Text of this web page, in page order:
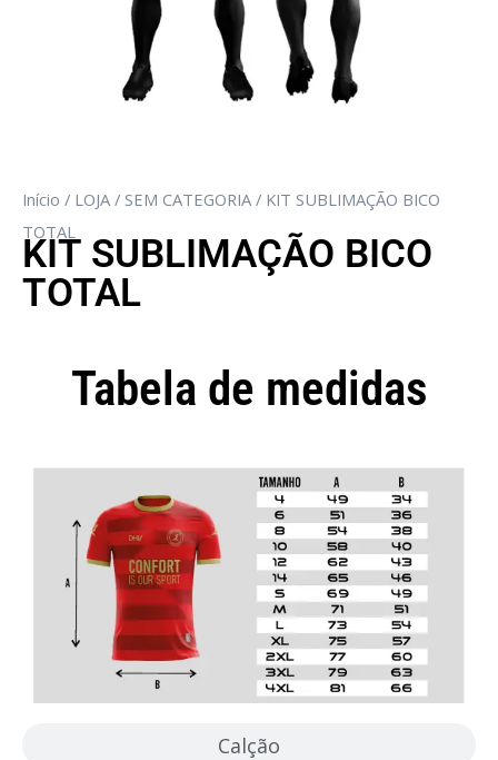
Início / LOJA / SEM CATEGORIA / KIT SUBLIMAÇÃO BICO
TOTAL
KIT SUBLIMAÇÃO BICO
TOTAL
Tabela de medidas
Calção